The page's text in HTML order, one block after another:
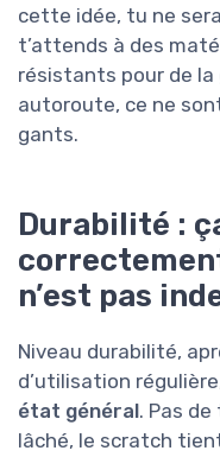
cette idée, tu ne
t’attends à des
résistants pour de
autoroute, ce ne
gants.
Durabilité :
n’est pas
Niveau durabilité,
d’utilisation
état général. Pas
lâché, le scratch